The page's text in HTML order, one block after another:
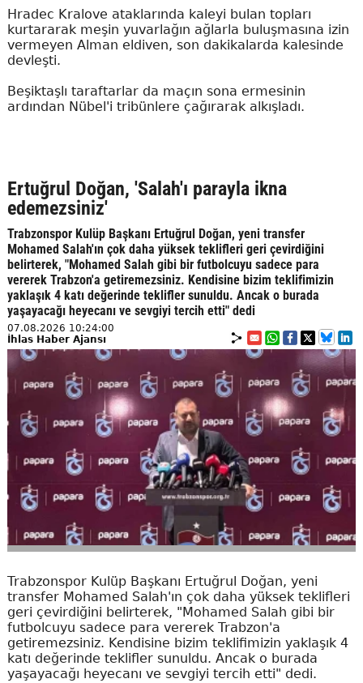
Hradec Kralove ataklarında kaleyi bulan topları
kurtararak meşin yuvarlağın ağlarla buluşmasına izin
vermeyen Alman eldiven, son dakikalarda kalesinde
devleşti.
Beşiktaşlı taraftarlar da maçın sona ermesinin
ardından Nübel'i tribünlere çağırarak alkışladı.
Ertuğrul Doğan, 'Salah'ı parayla ikna
edemezsiniz'
Trabzonspor Kulüp Başkanı Ertuğrul Doğan, yeni transfer
Mohamed Salah'ın çok daha yüksek teklifleri geri çevirdiğini
belirterek, "Mohamed Salah gibi bir futbolcuyu sadece para
vererek Trabzon'a getiremezsiniz. Kendisine bizim teklifimizin
yaklaşık 4 katı değerinde teklifler sunuldu. Ancak o burada
yaşayacağı heyecanı ve sevgiyi tercih etti" dedi
07.08.2026 10:24:00
İhlas Haber Ajansı
Trabzonspor Kulüp Başkanı Ertuğrul Doğan, yeni
transfer Mohamed Salah'ın çok daha yüksek teklifleri
geri çevirdiğini belirterek, "Mohamed Salah gibi bir
futbolcuyu sadece para vererek Trabzon'a
getiremezsiniz. Kendisine bizim teklifimizin yaklaşık 4
katı değerinde teklifler sunuldu. Ancak o burada
yaşayacağı heyecanı ve sevgiyi tercih etti" dedi.